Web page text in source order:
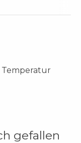
gefallen